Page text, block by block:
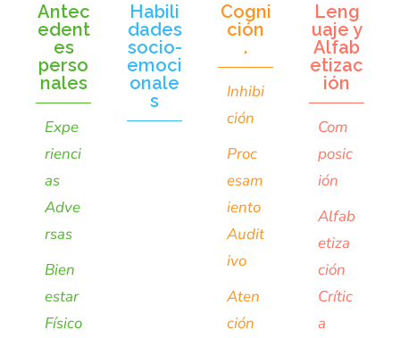
Antec
edent
es
perso
nales
Expe
rienci
as
Adve
rsas
Bien
estar
Físico
Habili
dades
socio-
emoci
onale
s
Cogni
ción
.
Inhibi
ción
Proc
esam
iento
Audit
ivo
Aten
ción
Leng
uaje y
Alfab
etizac
ión
Com
posic
ión
Alfab
etiza
ción
Crític
a